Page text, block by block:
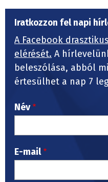
Iratkozzon fel napi
A Facebook
elérését. A
beleszólása, abból
értesülhet a nap 7
Név
E-mail